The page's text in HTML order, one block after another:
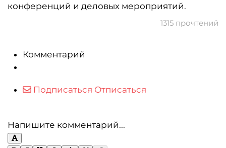
конференций и деловых мероприятий.
1315 прочтений
Комментарий
Подписаться Отписаться
Напишите комментарий...